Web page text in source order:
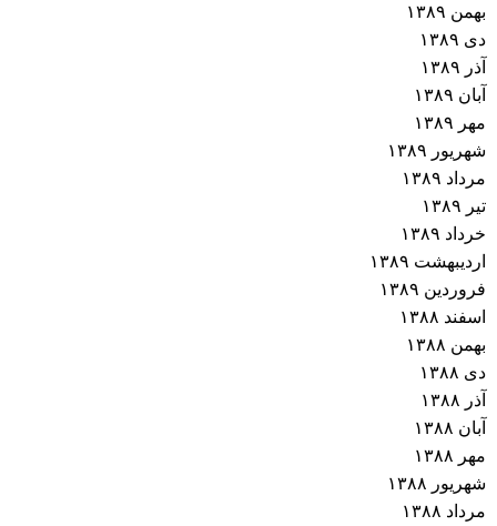
بهمن ۱۳۸۹
دی ۱۳۸۹
آذر ۱۳۸۹
آبان ۱۳۸۹
مهر ۱۳۸۹
شهریور ۱۳۸۹
مرداد ۱۳۸۹
تیر ۱۳۸۹
خرداد ۱۳۸۹
اردیبهشت ۱۳۸۹
فروردین ۱۳۸۹
اسفند ۱۳۸۸
بهمن ۱۳۸۸
دی ۱۳۸۸
آذر ۱۳۸۸
آبان ۱۳۸۸
مهر ۱۳۸۸
شهریور ۱۳۸۸
مرداد ۱۳۸۸